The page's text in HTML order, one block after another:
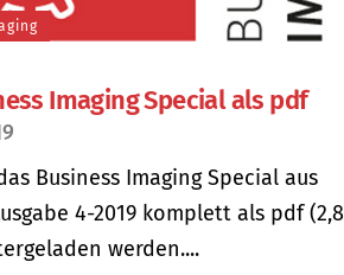
Imaging Special als pdf
Business Imaging Special aus
4-2019 komplett als pdf (2,8
werden....